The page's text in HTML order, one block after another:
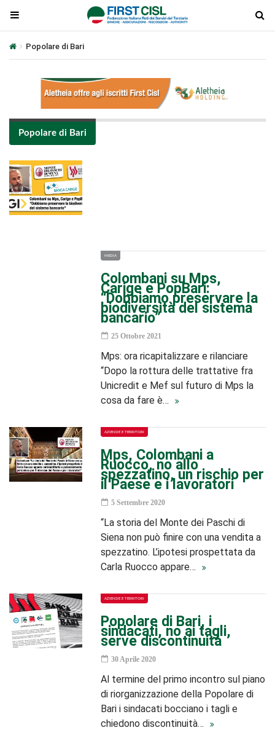
Popolare di Bari
Popolare di Bari
MEDIA
Colombani su Mps,
Carige e PopBari:
“Dobbiamo preservare la
biodiversità del sistema
bancario”
25 Ottobre 2021
Mps: ora ricapitalizzare e rilanciare
“Dopo la rottura delle trattative fra
Unicredit e Mef sul futuro di Mps la
cosa da fare è…
AZIENDE E TERRITORI
Mps, Colombani a
Ruocco, no allo
spezzatino, un rischio per
il Paese e i lavoratori
5 Settembre 2020
“La storia del Monte dei Paschi di
Siena non può finire con una vendita a
spezzatino. L’ipotesi prospettata da
Carla Ruocco appare…
AZIENDE E TERRITORI
Popolare di Bari, i
sindacati, no ai tagli,
serve discontinuità
30 Aprile 2020
Al termine del primo incontro sul piano
di riorganizzazione della Popolare di
Bari i sindacati bocciano i tagli e
chiedono discontinuità…